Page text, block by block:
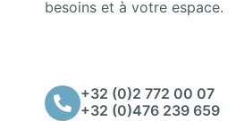
besoins et à votre espace.
+32 (0)2 772 00 07
+32 (0)476 239 659